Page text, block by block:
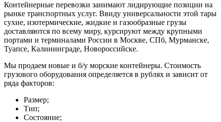
Контейнерные перевозки занимают лидирующие позиции на
рынке транспортных услуг. Ввиду универсальности этой тары
сухие, изотермические, жидкие и газообразные грузы
доставляются по всему миру, курсируют между крупными
портами и терминалами России в Москве, СПб, Мурманске,
Туапсе, Калининграде, Новороссийске.
Мы продаем новые и б/у морские контейнеры. Стоимость
грузового оборудования определяется в рублях и зависит от
ряда факторов:
Размер;
Тип;
Состояние;